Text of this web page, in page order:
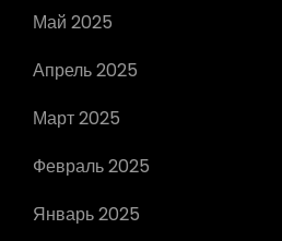
Май 2025
Апрель 2025
Март 2025
Февраль 2025
Январь 2025